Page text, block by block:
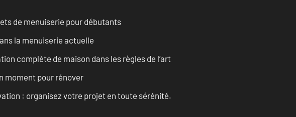
de menuiserie pour débutants
la menuiserie actuelle
complète de maison dans les règles de l’art
moment pour rénover
: organisez votre projet en toute sérénité.